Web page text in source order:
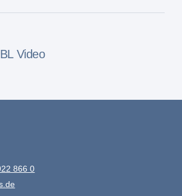
Video
866 0